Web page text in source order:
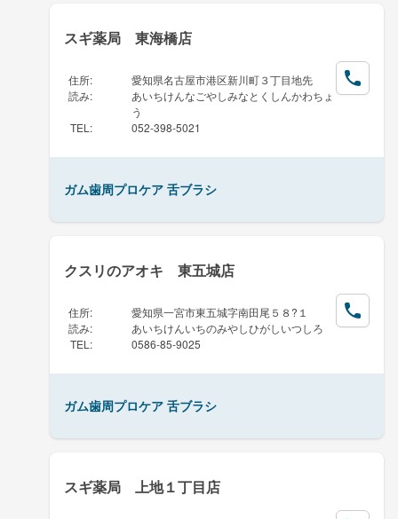
スギ薬局 東海橋店
住所:
愛知県名古屋市港区新川町３丁目地先
読み:
あいちけんなごやしみなとくしんかわちょ
う
TEL : 052-398-5021
ガム歯周プロケア 舌ブラシ
クスリのアオキ 東五城店
住所:
愛知県一宮市東五城字南田尾５８?１
読み:
あいちけんいちのみやしひがしいつしろ
TEL : 0586-85-9025
ガム歯周プロケア 舌ブラシ
スギ薬局 上地１丁目店